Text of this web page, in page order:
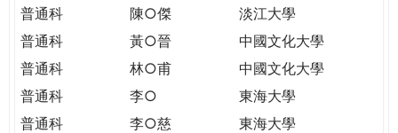
普通科
陳○傑
淡江大學
普通科
黃○晉
中國文化大學
普通科
林○甫
中國文化大學
普通科
李○
東海大學
普通科
李○慈
東海大學